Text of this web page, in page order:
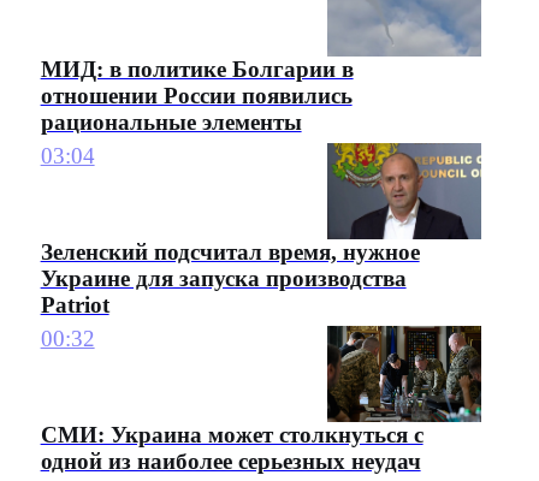
МИД: в политике Болгарии в
отношении России появились
рациональные элементы
03:04
Зеленский подсчитал время, нужное
Украине для запуска производства
Patriot
00:32
СМИ: Украина может столкнуться с
одной из наиболее серьезных неудач